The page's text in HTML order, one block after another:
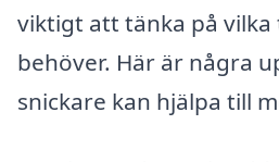
viktigt att tänka på vilka
behöver. Här är några
snickare kan hjälpa till